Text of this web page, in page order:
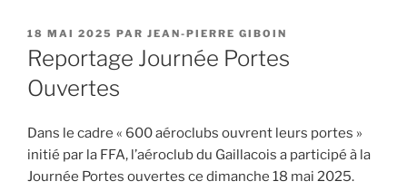
PUBLIÉ
LE
18 MAI 2025 PAR JEAN-PIERRE GIBOIN
Reportage Journée Portes
Ouvertes
Dans le cadre « 600 aéroclubs ouvrent leurs portes »
initié par la FFA, l’aéroclub du Gaillacois a participé à la
Journée Portes ouvertes ce dimanche 18 mai 2025.